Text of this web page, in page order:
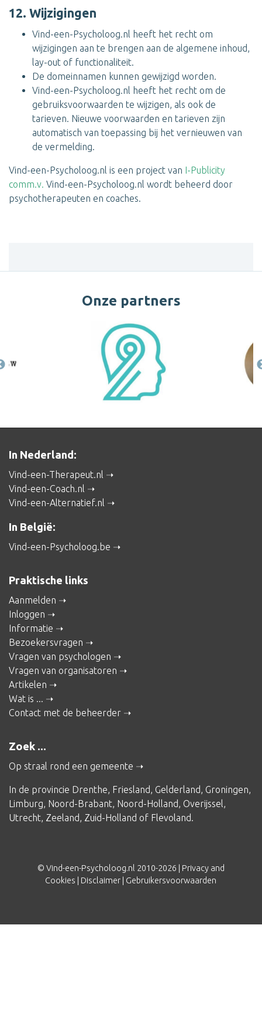
12. Wijzigingen
Vind-een-Psycholoog.nl heeft het recht om
wijzigingen aan te brengen aan de algemene inhoud,
lay-out of functionaliteit.
De domeinnamen kunnen gewijzigd worden.
Vind-een-Psycholoog.nl heeft het recht om de
gebruiksvoorwaarden te wijzigen, als ook de
tarieven. Nieuwe voorwaarden en tarieven zijn
automatisch van toepassing bij het vernieuwen van
de vermelding.
Vind-een-Psycholoog.nl is een project van I-Publicity
comm.v. Vind-een-Psycholoog.nl wordt beheerd door
psychotherapeuten en coaches.
Onze partners
In Nederland:
Vind-een-Therapeut.nl
Vind-een-Coach.nl
Vind-een-Alternatief.nl
In België:
Vind-een-Psycholoog.be
Praktische links
Aanmelden
Inloggen
Informatie
Bezoekersvragen
Vragen van psychologen
Vragen van organisatoren
Artikelen
Wat is ...
Contact met de beheerder
Zoek ...
Op straal rond een gemeente
In de provincie Drenthe, Friesland, Gelderland, Groningen,
Limburg, Noord-Brabant, Noord-Holland, Overijssel,
Utrecht, Zeeland, Zuid-Holland of Flevoland.
© Vind-een-Psycholoog.nl 2010-2026 | Privacy and
Cookies
Disclaimer Gebruikersvoorwaarden